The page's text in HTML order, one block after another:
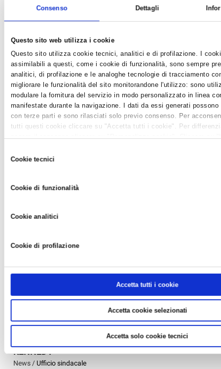
Consenso Dettagli
Questo sito web utilizza i cookie
Questo sito utilizza cookie tecnici, analitici e di profilazione. I
assimilabili a questi, come i cookie di funzionalità, sono sempre
analitici, di profilazione e le analoghe tecnologie di tracciamento
migliorare le funzionalità del sito monitorandone l'utilizzo: sono
modulare la fornitura del servizio in modo personalizzato in linea
manifestate durante la navigazione. I dati da essi generati
con terze parti e sono rilasciati solo previo consenso. Per
tutti questi cookie cliccare su "Accetta tutti i cookie". Per
della navigazione in assenza di cookie o altri strumenti di
delCookie tecnici
Cookie di funzionalità
Cookie analitici
Cookie di profilazione
Accetta tutti i cookie
Accetta cookie selezionati
Accetta solo cookie tecnici
RAVENNA: ORDINANZE SU RISCALDAMENTO E
SULLA CIRCOLAZIONE
In considerazione del superamento dei limiti massimi di Pm 10
Arpa, Ravenna si adegua e applica i provvedimenti contenuti
RAVENNA: PREOCCUPAZIONI E CONTRARIETA'
SUI LAVORI DI PEDONALIZZAZIONE DI PIAZZA
KENNEDY
News / Ufficio sindacale